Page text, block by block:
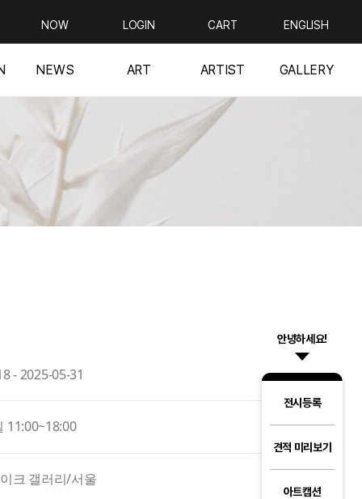
NOW LOGIN CART ENGLISH
NEWS ART ARTIST GALLERY
안녕하세요!
전시등록
견적 미리보기
아트캡션
- 2025-05-31
11:00~18:00
크 갤러리/서울